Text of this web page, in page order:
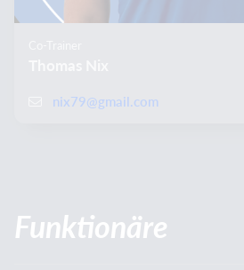
nix79@gmail.com
Funktionäre